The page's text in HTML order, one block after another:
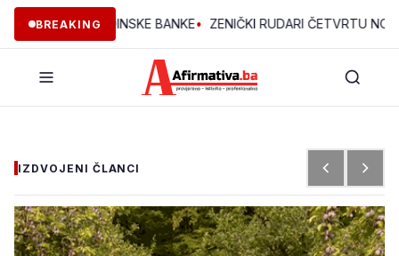
BREAKING
OMLADINSKE BANKE• ZENIČKI RUDARI ČETVRTU NOĆ U
IZDVOJENI ČLANCI